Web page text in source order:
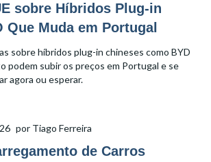
sobre Híbridos Plug-in
Que Muda em Portugal
sobre híbridos plug-in chineses como BYD
podem subir os preços em Portugal e se
agora ou esperar.
por Tiago Ferreira
de Carros